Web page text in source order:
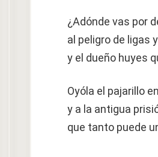
¿Adónde vas por
al peligro de ligas
y el dueño huyes
Oyóla el pajarillo
y a la antigua
que tanto puede